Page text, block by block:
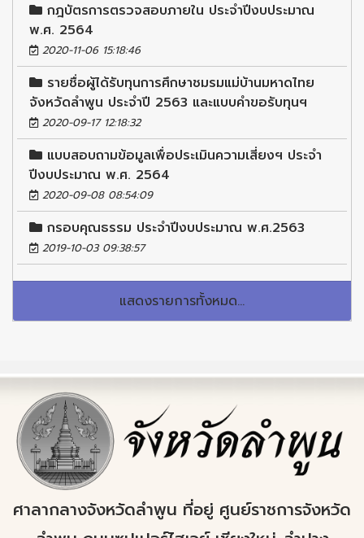
กฎบัตรการตรวจสอบภายใน ประจำปีงบประมาณ
พ.ศ. 2564
2020-11-06 15:18:46
รายชื่อผู้ได้รับทุนการศึกษาชมรมแม่บ้านมหาดไทย
จังหวัดลำพูน ประจำปี 2563 และแบบคำขอรับทุนฯ
2020-09-17 12:18:32
แบบสอบถามข้อมูลเพื่อประเมินความเสี่ยงฯ ประจำ
ปีงบประมาณ พ.ศ. 2564
2020-09-08 08:54:09
กรอบคุณธรรม ประจำปีงบประมาณ พ.ศ.2563
2019-10-03 09:38:57
แสดงรายการทั้งหมด...
ศาลากลางจังหวัดลำพูน ที่อยู่ ศูนย์ราชการจังหวัด